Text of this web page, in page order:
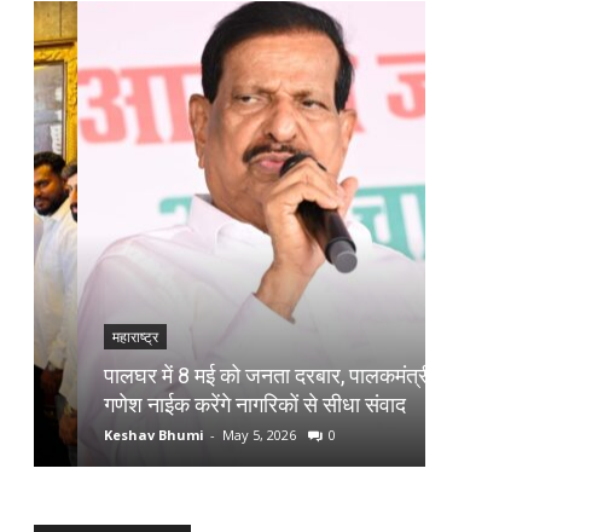
महाराष्ट्र
पालघर में 8 मई को जनता दरबार, पालकमंत्री
गणेश नाईक करेंगे नागरिकों से सीधा संवाद
Keshav Bhumi - May 5, 2026 0